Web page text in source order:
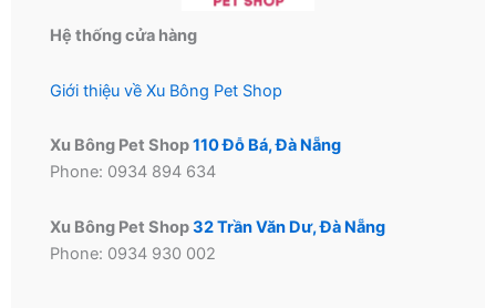
Hệ thống cửa hàng
Giới thiệu về Xu Bông Pet Shop
Xu Bông Pet Shop110 Đỗ Bá, Đà Nẵng
Phone: 0934 894 634
Xu Bông Pet Shop32 Trần Văn Dư, Đà Nẵng
Phone: 0934 930 002